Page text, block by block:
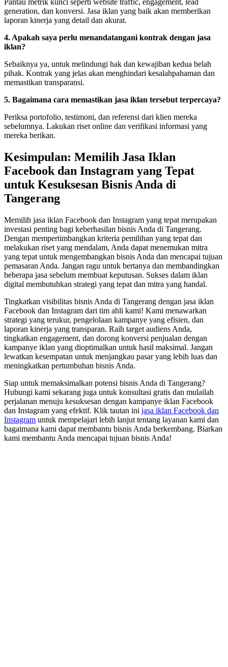
generation, dan konversi. Jasa iklan yang baik akan memberikan
laporan kinerja yang detail dan akurat.
4. Apakah saya perlu menandatangani kontrak dengan jasa
iklan?
Sebaiknya ya, untuk melindungi hak dan kewajiban kedua belah
pihak. Kontrak yang jelas akan menghindari kesalahpahaman dan
memastikan transparansi.
5. Bagaimana cara memastikan jasa iklan tersebut terpercaya?
Periksa portofolio, testimoni, dan referensi dari klien mereka
sebelumnya. Lakukan riset online dan verifikasi informasi yang
mereka berikan.
Kesimpulan: Memilih Jasa Iklan
Facebook dan Instagram yang Tepat
untuk Kesuksesan Bisnis Anda di
Tangerang
Memilih jasa iklan Facebook dan Instagram yang tepat merupakan
investasi penting bagi keberhasilan bisnis Anda di Tangerang.
Dengan mempertimbangkan kriteria pemilihan yang tepat dan
melakukan riset yang mendalam, Anda dapat menemukan mitra
yang tepat untuk mengembangkan bisnis Anda dan mencapai tujuan
pemasaran Anda. Jangan ragu untuk bertanya dan membandingkan
beberapa jasa sebelum membuat keputusan. Sukses dalam iklan
digital membutuhkan strategi yang tepat dan mitra yang handal.
Tingkatkan visibilitas bisnis Anda di Tangerang dengan jasa iklan
Facebook dan Instagram dari tim ahli kami! Kami menawarkan
strategi yang terukur, pengelolaan kampanye yang efisien, dan
laporan kinerja yang transparan. Raih target audiens Anda,
tingkatkan engagement, dan dorong konversi penjualan dengan
kampanye iklan yang dioptimalkan untuk hasil maksimal. Jangan
lewatkan kesempatan untuk menjangkau pasar yang lebih luas dan
meningkatkan pertumbuhan bisnis Anda.
Siap untuk memaksimalkan potensi bisnis Anda di Tangerang?
Hubungi kami sekarang juga untuk konsultasi gratis dan mulailah
perjalanan menuju kesuksesan dengan kampanye iklan Facebook
dan Instagram yang efektif. Klik tautan ini jasa iklan Facebook dan
Instagram untuk mempelajari lebih lanjut tentang layanan kami dan
bagaimana kami dapat membantu bisnis Anda berkembang. Biarkan
kami membantu Anda mencapai tujuan bisnis Anda!